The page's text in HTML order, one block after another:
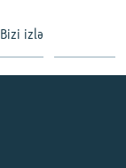
Bizi izlə